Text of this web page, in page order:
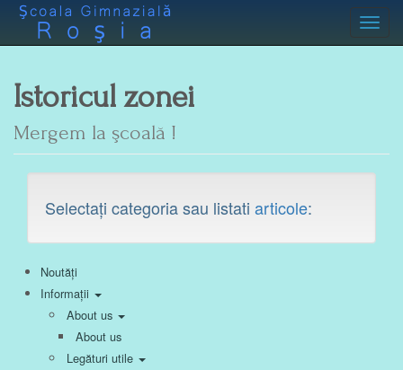
Istoricul zonei
Mergem la şcoală !
Selectați categoria sau listati articole:
Noutăți
Informații
About us
About us
Legături utile